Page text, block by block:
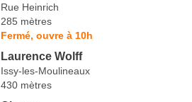
Rue Heinrich
285 mètres
Fermé, ouvre à 10h
Laurence Wolff
Issy-les-Moulineaux
430 mètres